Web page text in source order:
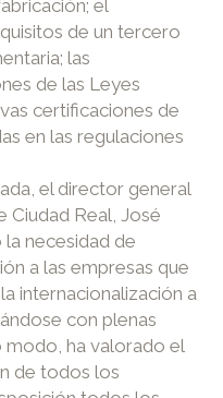
el
de un tercero
las
de las Leyes
certificaciones de
en las regulaciones
el director general
Ciudad Real, José
la necesidad de
a las empresas que
internacionalización a
con plenas
modo, ha valorado el
de todos los